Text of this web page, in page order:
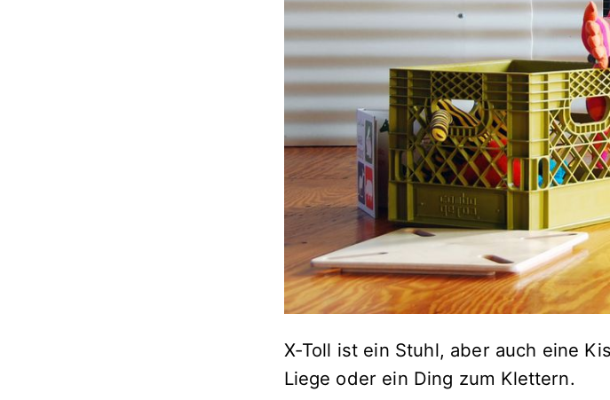
X-Toll ist ein Stuhl, aber auch eine
Liege oder ein Ding zum Klettern.